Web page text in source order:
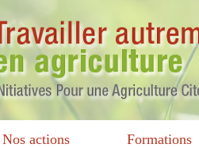
Nos actions Formations